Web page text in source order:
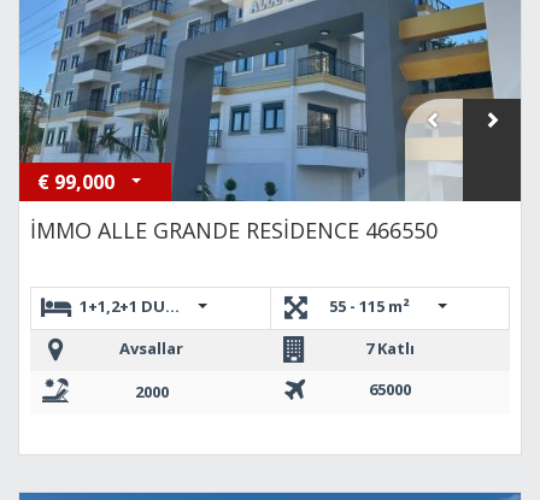
€ 99,000
İMMO ALLE GRANDE RESİDENCE 466550
1+1,2+1 DUBLEKS,1+1 Loft
55 - 115 m²
Avsallar
7 Katlı
2000
65000